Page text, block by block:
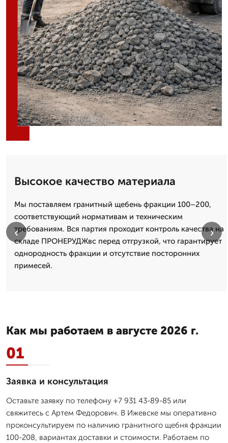
Высокое качество материала
Мы поставляем гранитный щебень фракции 100–200,
соответствующий нормативам и техническим
требованиям. Вся партия проходит контроль качества на
складе ПРОНЕРУДЖвс перед отгрузкой, что гарантирует
однородность фракции и отсутствие посторонних
примесей.
‹ ›
Как мы работаем в августе 2026 г.
01
Заявка и консультация
Оставьте заявку по телефону +7 931 43-89-85 или
свяжитесь с Артем Федорович. В Ижевске мы оперативно
проконсультируем по наличию гранитного щебня фракции
100-208, вариантах доставки и стоимости. Работаем по